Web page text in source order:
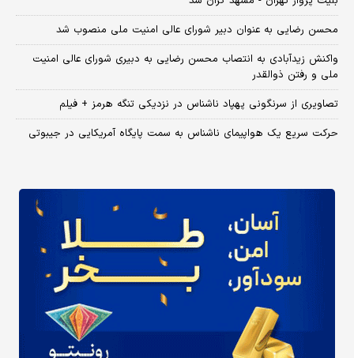
محسن رضایی به عنوان دبیر شورای عالی امنیت ملی منصوب شد
واکنش زیدآبادی به انتصاب محسن رضایی به دبیری شورای عالی امنیت
ملی و رفتن ذوالقدر
تصاویری از سرنگونی پهپاد ناشناس در نزدیکی تنگه هرمز + فیلم
حرکت سریع یک هواپیمای ناشناس به سمت پایگاه آمریکایی در جیبوتی